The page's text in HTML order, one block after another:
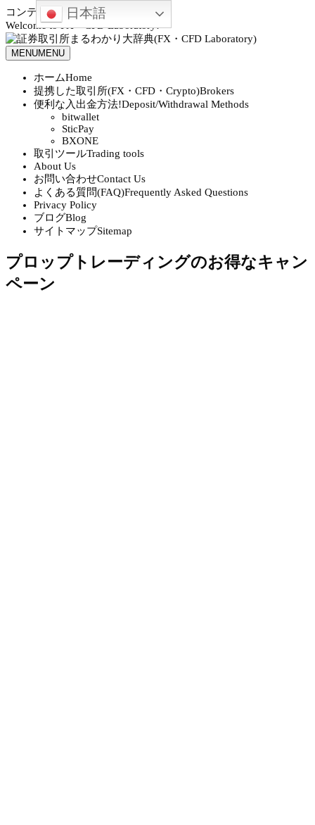
コンテンツへスキップ
Welcome to FX・CFD Laboratory!
MENUMENU
ホームHome
提携した取引所(FX・CFD・Crypto)Brokers
便利な入出金方法!Deposit/Withdrawal Methods
bitwallet
SticPay
BXONE
取引ツールTrading tools
About Us
お問い合わせContact Us
よくある質問(FAQ)Frequently Asked Questions
Privacy Policy
ブログBlog
サイトマップSitemap
プロップトレーディングのお得なキャン
ペーン
日本語